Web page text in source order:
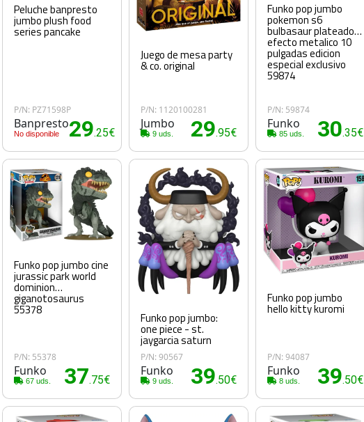
Peluche banpresto
jumbo plush food
series pancake
P/N: PZ71598P
Banpresto
No disponible 29.25€
Juego de mesa party
& co. original
P/N: 1120100281
Jumbo
9 uds. 29.95€
Funko pop jumbo
pokemon s6
bulbasaur plateado
efecto metalico 10
pulgadas edicion
especial exclusivo
59874
P/N: 59874
Funko
85 uds. 30.35€
Funko pop jumbo cine
jurassic park world
dominion
giganotosaurus
55378
P/N: 55378
Funko
67 uds. 37.75€
Funko pop jumbo:
one piece - st.
jaygarcia saturn
P/N: 90567
Funko
9 uds. 39.50€
Funko pop jumbo
hello kitty kuromi
P/N: 94087
Funko
8 uds. 39.50€